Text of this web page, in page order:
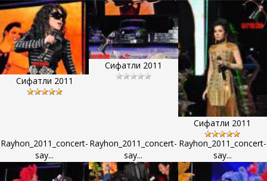
Сифатли 2011
Сифатли 2011
Сифатли 2011
Rayhon_2011_concert-
say...
Rayhon_2011_concert-
say...
Rayhon_2011_concert-
say...